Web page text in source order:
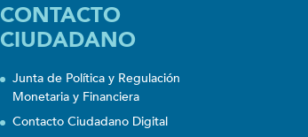
CONTACTO
CIUDADANO
Junta de Política y Regulación
Monetaria y Financiera
Contacto Ciudadano Digital